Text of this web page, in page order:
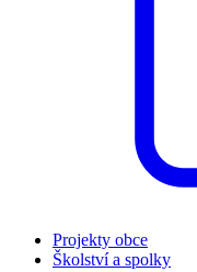
Projekty obce
Školství a spolky